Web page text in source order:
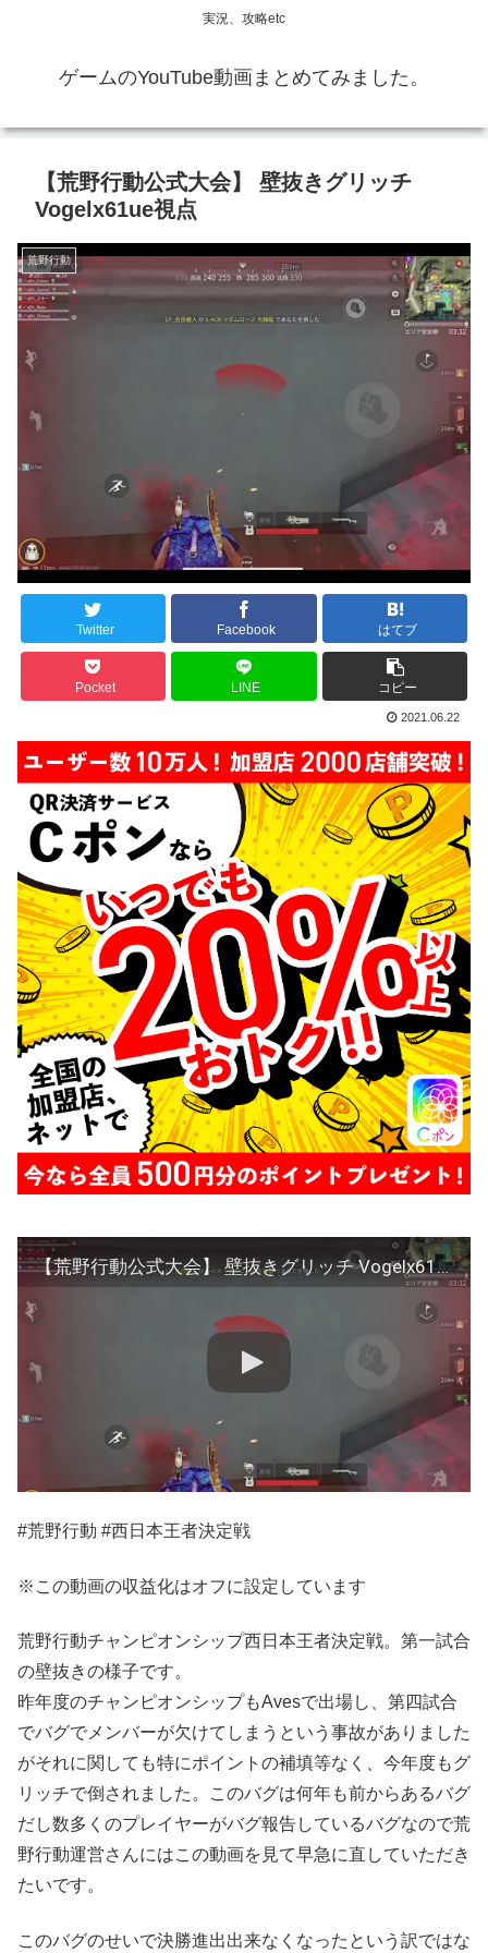
実況、攻略etc
ゲームのYouTube動画まとめてみました。
【荒野行動公式大会】 壁抜きグリッチ
Vogelx61ue視点
荒野行動
Twitter Facebook はてブ
Pocket LINE コピー
2021.06.22
【荒野行動公式大会】 壁抜きグリッチ Vogelx61ue視点
#荒野行動 #西日本王者決定戦
※この動画の収益化はオフに設定しています
荒野行動チャンピオンシップ西日本王者決定戦。第一試合
の壁抜きの様子です。
昨年度のチャンピオンシップもAvesで出場し、第四試合
でバグでメンバーが欠けてしまうという事故がありました
がそれに関しても特にポイントの補填等なく、今年度もグ
リッチで倒されました。このバグは何年も前からあるバグ
だし数多くのプレイヤーがバグ報告しているバグなので荒
野行動運営さんにはこの動画を見て早急に直していただき
たいです。
このバグのせいで決勝進出出来なくなったという訳ではな